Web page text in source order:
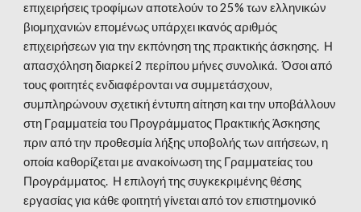
επιχειρήσεις τροφίμων αποτελούν το 25% των ελληνικών
βιομηχανιών επομένως υπάρχει ικανός αριθμός
επιχειρήσεων για την εκπόνηση της πρακτικής άσκησης. Η
απασχόληση διαρκεί 2 περίπου μήνες συνολικά. Όσοι από
τους φοιτητές ενδιαφέρονται να συμμετάσχουν,
συμπληρώνουν σχετική έντυπη αίτηση και την υποβάλλουν
στη Γραμματεία του Προγράμματος Πρακτικής Άσκησης
πριν από την προθεσμία λήξης υποβολής των αιτήσεων, η
οποία καθορίζεται με ανακοίνωση της Γραμματείας του
Προγράμματος. Η επιλογή της συγκεκριμένης θέσης
εργασίας για κάθε φοιτητή γίνεται από τον επιστημονικό